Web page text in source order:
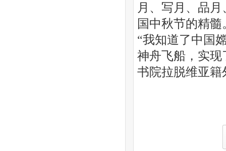
月、写月、品
国中秋节的精髓
“我知道了中国
神舟飞船，实
书院拉脱维亚